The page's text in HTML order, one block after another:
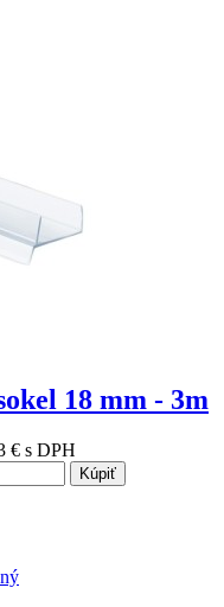
18 mm - 3m
€ s DPH
Kúpiť